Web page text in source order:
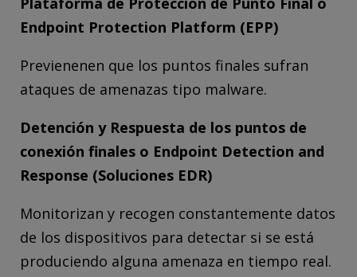
Endpoint Protection Platform (EPP)
Previenenen que los puntos finales sufran
ataques de amenazas tipo malware.
Detención y Respuesta de los puntos de
conexión finales o Endpoint Detection and
Response (Soluciones EDR)
Monitorizan y recogen constantemente datos
de los dispositivos para detectar si se está
produciendo alguna amenaza en tiempo real.